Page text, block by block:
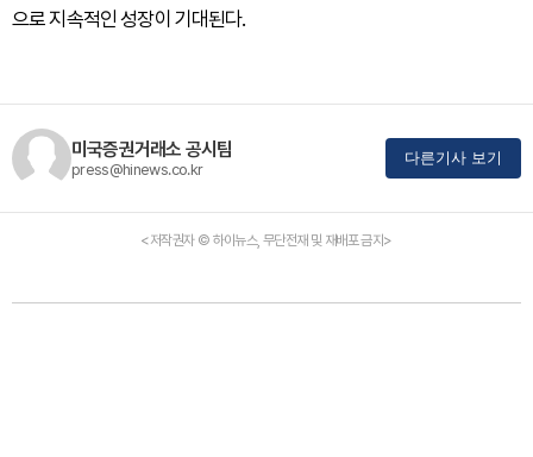
으로 지속적인 성장이 기대된다.
미국증권거래소 공시팀
press@hinews.co.kr
다른기사 보기
<저작권자 © 하이뉴스, 무단전재 및 재배포 금지>